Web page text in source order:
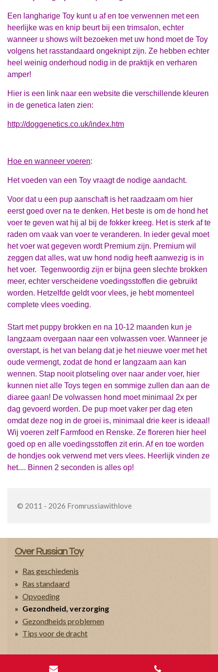
Een langharige Toy kunt u af en toe verwennen met een
heerlijke was en knip beurt bij een trimsalon, echter
wanneer u shows wilt bezoeken met uw hond moet de Toy
volgens het rasstandaard ongeknipt zijn. Ze hebben echter
heel weinig onderhoud nodig in de praktijk en verharen
amper!
Hier is een link naar een website die verschillende kleuren
in de genetica laten zien:
http://doggenetics.co.uk/index.htm
Hoe en wanneer voeren:
Het voeden van een Toy vraagt de nodige aandacht.
Voor dat u een pup aanschaft is het raadzaam om hier
eerst goed over na te denken. Het beste is om de hond het
voer te geven wat hij al bij de fokker kreeg. Het is sterk af te
raden om vaak van voer te veranderen. In ieder geval moet
het voer wat gegeven wordt Premium zijn. Premium wil
zeggen dat alles, wat uw hond nodig heeft aanwezig is in
het voer. Tegenwoordig zijn er bijna geen slechte brokken
meer, echter verscheidene voedingsstoffen die gebruikt
worden. Hetzelfde geldt voor vlees, je hebt momenteel
complete vlees voeding.
Start met puppy brokken en na 10-12 maanden kun je
langzaam overgaan naar een volwassen voer. Wanneer je
overstapt, is het van belang dat je het nieuwe voer met het
oude vermengt, zodat de hond er langzaam aan kan
wennen. Stap nooit plotseling over naar ander voer, hier
kunnen niet alle Toys tegen en sommige zullen dan aan de
diaree gaan! De volwassen hond moet minimaal 2x per
dag gevoerd worden. De pup moet vaker per dag eten
omdat deze nog in de groei is, minimaal drie keer is ideaal!
Wij voeren zelf Farmfood en Renske. Ze floreren hier heel
goed op en alle voedingsstoffen zit erin. Af en toe worden
de hondjes ook verwend met vers vlees. Heerlijk vinden ze
het.... Binnen 2 seconden is alles op!
© 2011 - 2026 Fromrussiawithlove
Over Russian Toy
Ras geschiedenis
Ras standaard
Opvoeding
Gezondheid, verzorging
Gezondheids problemen
Tips voor de dracht